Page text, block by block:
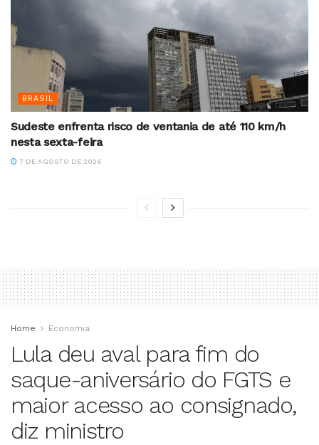
BRASIL
Sudeste enfrenta risco de ventania de até 110 km/h
nesta sexta-feira
7 DE AGOSTO DE 2026
Home Economia
Lula deu aval para fim do
saque-aniversário do FGTS e
maior acesso ao consignado,
diz ministro